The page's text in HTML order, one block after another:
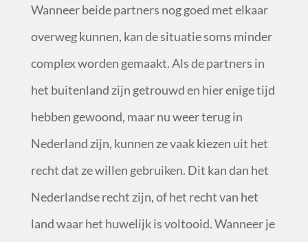
Wanneer beide partners nog goed met elkaar
overweg kunnen, kan de situatie soms minder
complex worden gemaakt. Als de partners in
het buitenland zijn getrouwd en hier enige tijd
hebben gewoond, maar nu weer terug in
Nederland zijn, kunnen ze vaak kiezen uit het
recht dat ze willen gebruiken. Dit kan dan het
Nederlandse recht zijn, of het recht van het
land waar het huwelijk is voltooid. Wanneer je